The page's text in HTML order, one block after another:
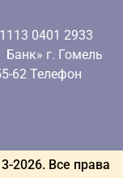
0401 2933
Банк» г. Гомель
62 Телефон
2026. Все права